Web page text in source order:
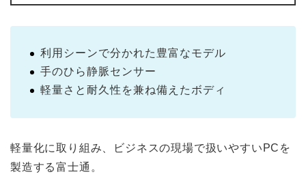
利用シーンで分かれた豊富なモデル
手のひら静脈センサー
軽量さと耐久性を兼ね備えたボディ
軽量化に取り組み、ビジネスの現場で扱いやすいPCを
製造する富士通。